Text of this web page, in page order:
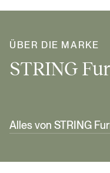
ÜBER DIE MARKE
STRING
Alles von STRING